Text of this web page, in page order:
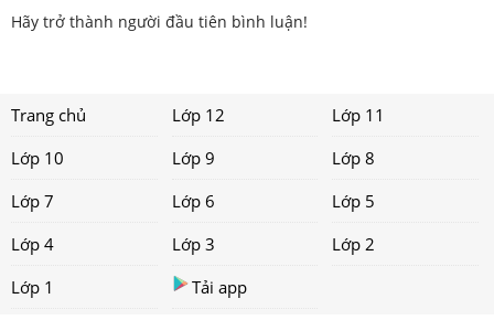
Hãy trở thành người đầu tiên bình luận!
Trang chủ Lớp 12
Lớp 11
Lớp 10
Lớp 9
Lớp 8
Lớp 7
Lớp 6
Lớp 5
Lớp 4
Lớp 3
Lớp 2
Lớp 1
Tải app